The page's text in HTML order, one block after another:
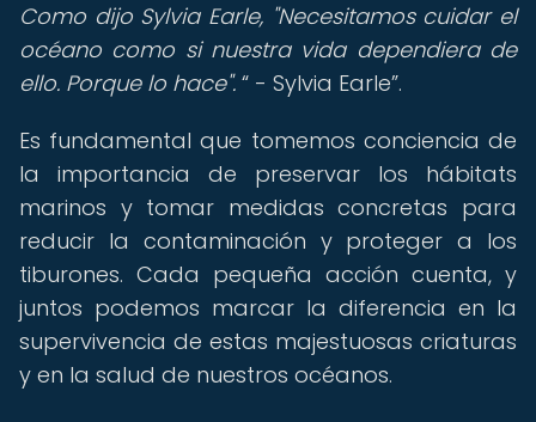
Como dijo Sylvia Earle, "Necesitamos cuidar el
océano como si nuestra vida dependiera de
ello. Porque lo hace".
- Sylvia Earle .
Es fundamental que tomemos conciencia de
la importancia de preservar los hábitats
marinos y tomar medidas concretas para
reducir la contaminación y proteger a los
tiburones. Cada pequeña acción cuenta, y
juntos podemos marcar la diferencia en la
supervivencia de estas majestuosas criaturas
y en la salud de nuestros océanos.